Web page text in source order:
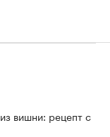
вишни: рецепт с